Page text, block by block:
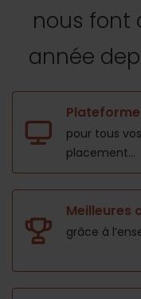
nous font
année
pour tous
placement...
Meilleures
grâce à